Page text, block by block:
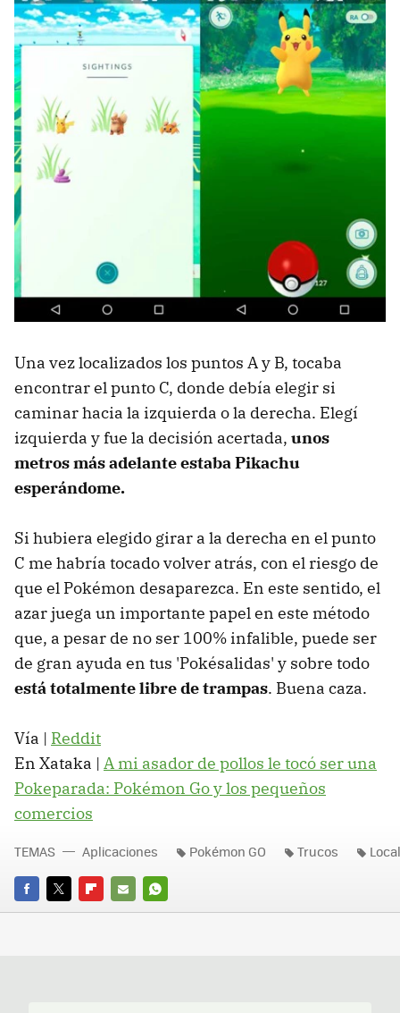
Una vez localizados los puntos A y B, tocaba
encontrar el punto C, donde debía elegir si
caminar hacia la izquierda o la derecha. Elegí
izquierda y fue la decisión acertada, unos
metros más adelante estaba Pikachu
esperándome.
Si hubiera elegido girar a la derecha en el punto
C me habría tocado volver atrás, con el riesgo de
que el Pokémon desaparezca. En este sentido, el
azar juega un importante papel en este método
que, a pesar de no ser 100% infalible, puede ser
de gran ayuda en tus 'Pokésalidas' y sobre todo
está totalmente libre de trampas. Buena caza.
Vía | Reddit
En Xataka | A mi asador de pollos le tocó ser una
Pokeparada: Pokémon Go y los pequeños
comercios
FACEBOOK
TWITTERFLIPBOARD
E-
WHATSAPP
TEMAS Aplicaciones Pokémon GO Trucos